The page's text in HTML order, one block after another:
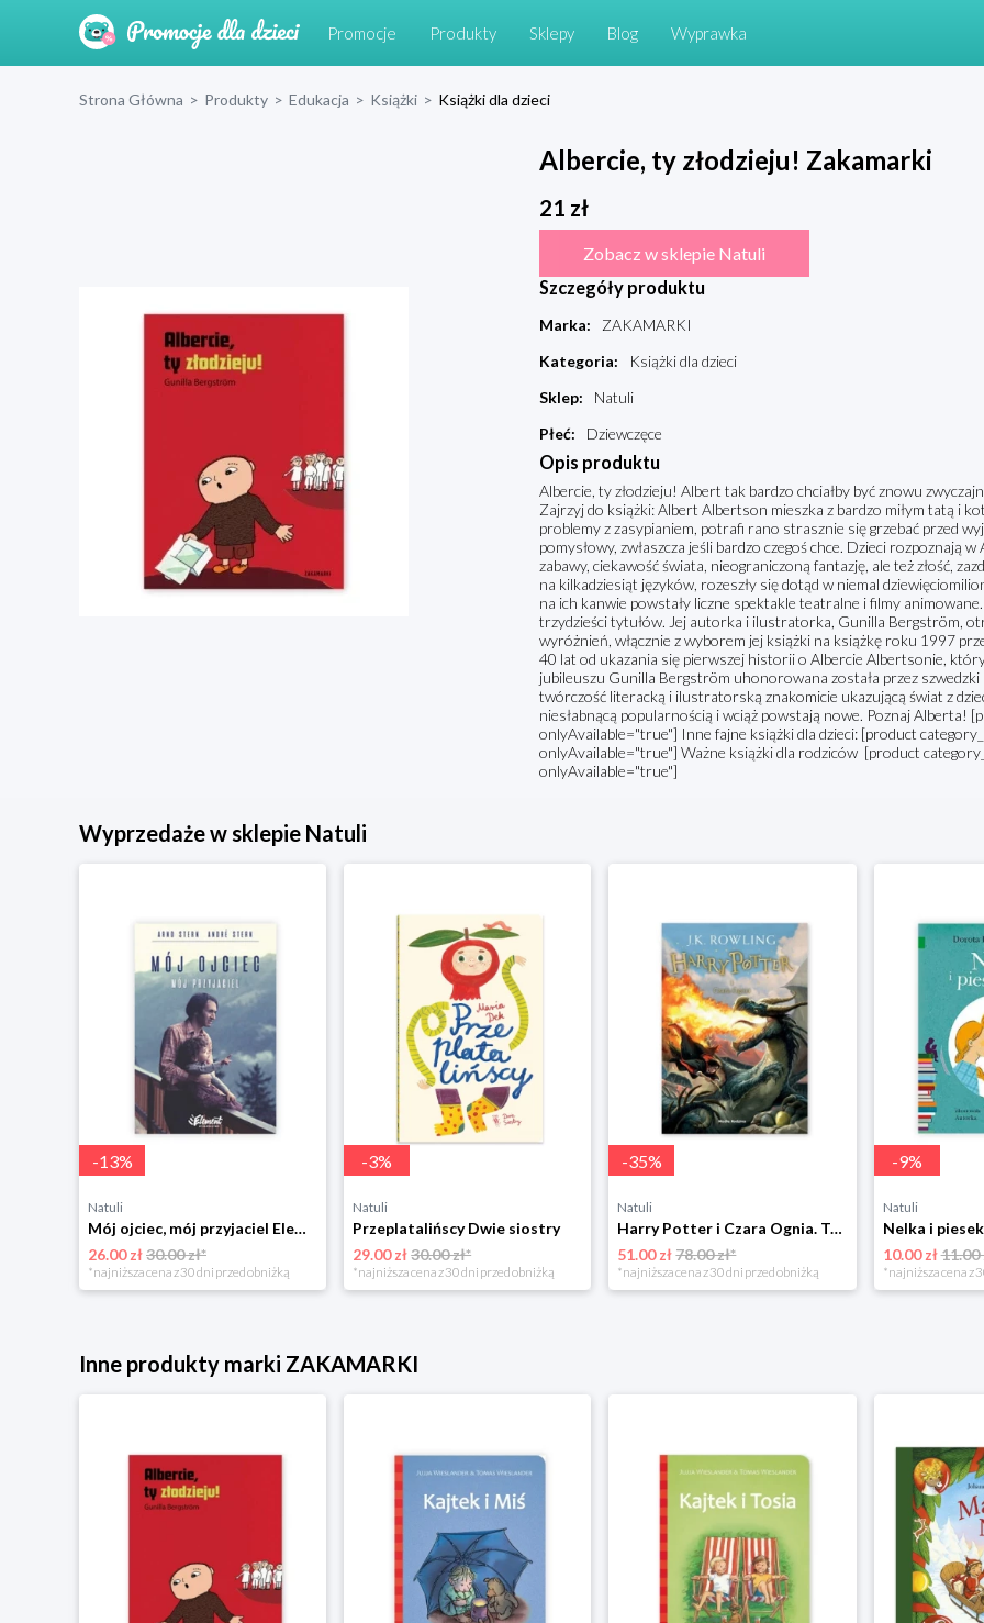
Promocje Produkty Sklepy Blog Wyprawka
Strona Główna > Produkty > Edukacja > Książki > Książki dla dzieci
Albercie, ty złodzieju! Zakamarki
21 zł
Zobacz w sklepie Natuli
Szczegóły produktu
Marka:
ZAKAMARKI
Kategoria:
Książki dla dzieci
Sklep:
Natuli
Płeć: Dziewczęce
Opis produktu
Albercie, ty złodzieju! Albert tak bardzo chciałby być znowu
Zajrzyj do książki: Albert Albertson mieszka z bardzo miłym tatą i
problemy z zasypianiem, potrafi rano strasznie się grzebać przed
pomysłowy, zwłaszcza jeśli bardzo czegoś chce. Dzieci rozpoznają
zabawy, ciekawość świata, nieograniczoną fantazję, ale też złość,
na kilkadziesiąt języków, rozeszły się dotąd w niemal
na ich kanwie powstały liczne spektakle teatralne i filmy
trzydzieści tytułów. Jej autorka i ilustratorka, Gunilla Bergström,
wyróżnień, włącznie z wyborem jej książki na książkę roku 1997
40 lat od ukazania się pierwszej historii o Albercie Albertsonie,
jubileuszu Gunilla Bergström uhonorowana została przez
twórczość literacką i ilustratorską znakomicie ukazującą świat z
niesłabnącą popularnością i wciąż powstają nowe. Poznaj
onlyAvailable="true"] Inne fajne książki dla dzieci: [product
onlyAvailable="true"] Ważne książki dla rodziców [product
onlyAvailable="true"]
Wyprzedaże w sklepie Natuli
-13%
Natuli
Mój ojciec, mój przyjaciel Element
26.00 zł30.00 zł*
*najniższa cena z 30 dni przed obniżką
-3%
Natuli
Przeplatalińscy Dwie siostry
29.00 zł30.00 zł*
*najniższa cena z 30 dni przed obniżką
-35%
Natuli
Harry Potter i Czara Ognia. Tom 4 Media rodzina
51.00 zł78.00 zł*
*najniższa cena z 30 dni przed obniżką
-9%
Natuli
10.00 zł11.00
*najniższa cena z
Inne produkty marki ZAKAMARKI